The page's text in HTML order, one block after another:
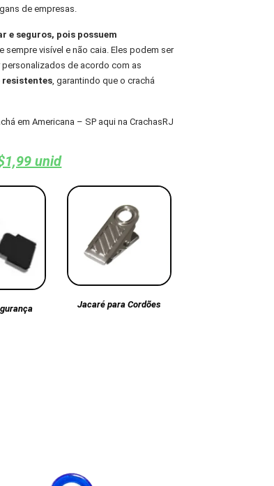
de empresas.
e seguros, pois possuem
visível e não caia. Eles podem ser
de acordo com as
resistentes, garantindo que o crachá
em Americana – SP aqui na CrachasRJ
unid
Jacaré para Cordões